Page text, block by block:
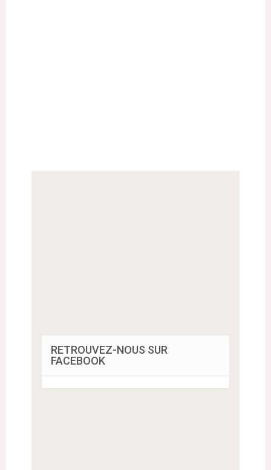
RETROUVEZ-NOUS SUR
FACEBOOK